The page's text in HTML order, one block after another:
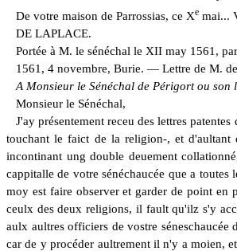
De votre maison de Parrossias, ce Xe mai...
DE LAPLACE.
Portée à M. le sénéchal le XII may 1561,
1561, 4 novembre, Burie. — Lettre de M.
A Monsieur le Sénéchal de Périgort ou son
Monsieur le Sénéchal,
J'ay présentement receu des lettres
touchant le faict de la religion-, et d'aultant
incontinant ung double deuement
cappitalle de votre sénéchaucée que a
moy est faire observer et garder de point en
ceulx des deux religions, il fault qu'ilz s'y
aulx aultres officiers de vostre
car de y procéder aultrement il n'y a moien,